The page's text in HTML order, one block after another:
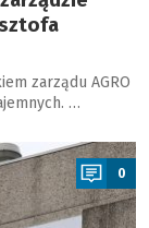
zarządu AGRO
…
0